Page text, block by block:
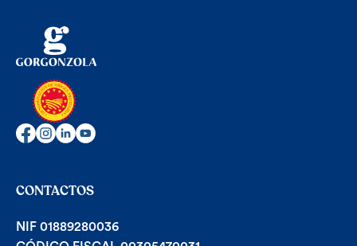
CONTACTOS
NIF 01889280036